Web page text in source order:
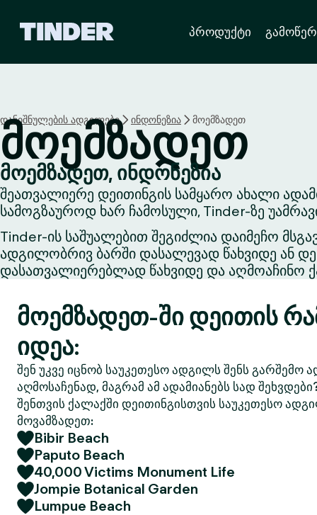
H
o
m
e
პროდუქტი
დანიშნულების ადგილები ინდონეზია მოემზადეთ
მოემზადეთ
მოემზადეთ, ინდონეზია
შეათვალიერე დეითინგის სამყარო ახალი
სამოგზაუროდ ხარ ჩამოსული, Tinder-ზე
Tinder-ის საშუალებით შეგიძლია დაიმეჩო
ადგილობრივ ბარში დასალევად წახვიდე ან
დასათვალიერებლად წახვიდე და აღმოაჩინო
მოემზადეთ-ში დეითის
იდეა:
შენ უკვე იცნობ საუკეთესო ადგილს შენს გარშემო
აღმოსაჩენად, მაგრამ ამ ადამიანებს სად
შენთვის ქალაქში დეითინგისთვის საუკეთესო
მოვამზადეთ:
Bibir Beach
Paputo Beach
40,000 Victims Monument Life
Jompie Botanical Garden
Lumpue Beach